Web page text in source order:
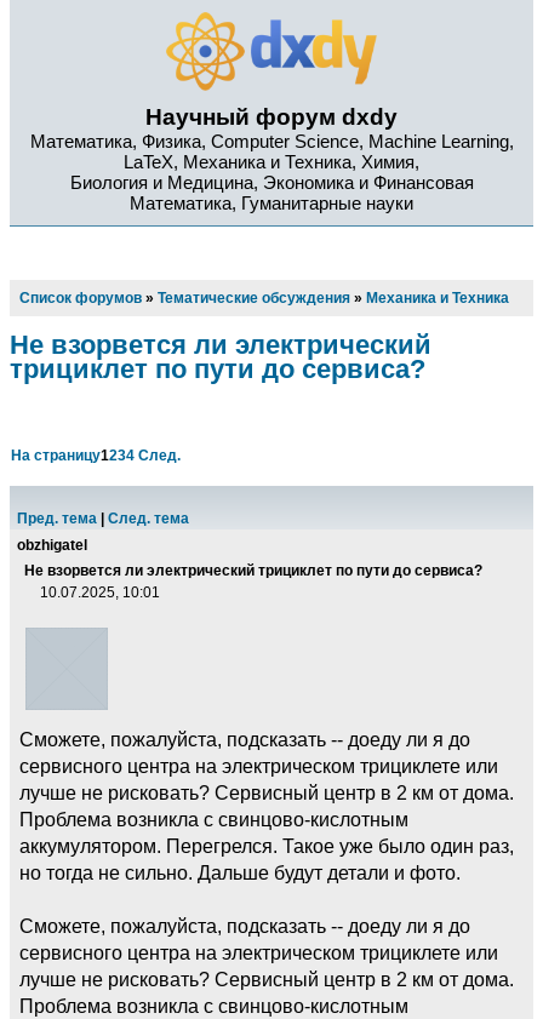
Научный форум dxdy
Математика, Физика, Computer Science, Machine Learning,
LaTeX, Механика и Техника, Химия,
Биология и Медицина, Экономика и Финансовая
Математика, Гуманитарные науки
Список форумов » Тематические обсуждения » Механика и Техника
Не взорвется ли электрический
трициклет по пути до сервиса?
На страницу1234 След.
Пред. тема
След. тема
obzhigatel
Не взорвется ли электрический трициклет по пути до сервиса?
10.07.2025, 10:01
Сможете, пожалуйста, подсказать -- доеду ли я до
сервисного центра на электрическом трициклете или
лучше не рисковать? Сервисный центр в 2 км от дома.
Проблема возникла с свинцово-кислотным
аккумулятором. Перегрелся. Такое уже было один раз,
но тогда не сильно. Дальше будут детали и фото.
Сможете, пожалуйста, подсказать -- доеду ли я до
сервисного центра на электрическом трициклете или
лучше не рисковать? Сервисный центр в 2 км от дома.
Проблема возникла с свинцово-кислотным